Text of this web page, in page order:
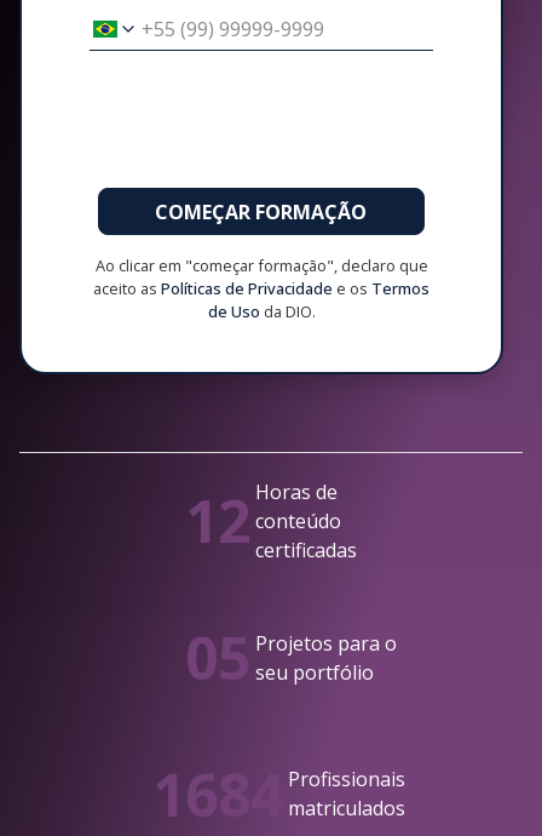
COMEÇAR FORMAÇÃO
Ao clicar em "começar formação", declaro que
aceito as Políticas de Privacidade e os Termos
de Uso da DIO.
12 Horas de
conteúdo
certificadas
05 Projetos para o
seu portfólio
1684
Profissionais
matriculados